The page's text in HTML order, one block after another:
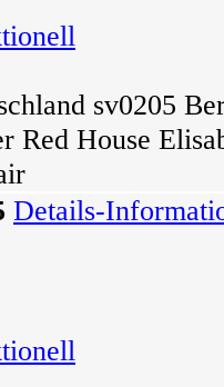
sv0205
Red House
Details-